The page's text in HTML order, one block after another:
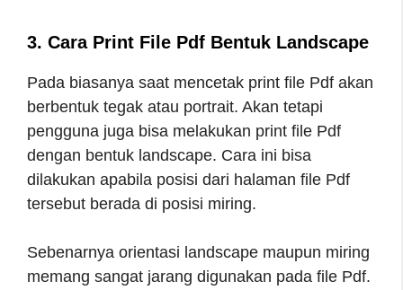
3. Cara Print File Pdf Bentuk Landscape
Pada biasanya saat mencetak print file Pdf akan
berbentuk tegak atau portrait. Akan tetapi
pengguna juga bisa melakukan print file Pdf
dengan bentuk landscape. Cara ini bisa
dilakukan apabila posisi dari halaman file Pdf
tersebut berada di posisi miring.
Sebenarnya orientasi landscape maupun miring
memang sangat jarang digunakan pada file Pdf.